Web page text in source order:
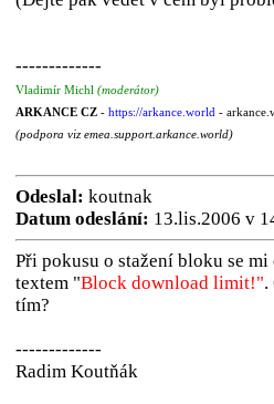
-------------
Vladimír Michl (moderátor)
ARKANCE CZ- https://arkance.world -
(podpora viz emea.support.arkance.world)
Odeslal: koutnak
Datum odeslání: 13.lis.2006 v
Při pokusu o stažení bloku se
textem "Block download limit!".
tím?
-------------
Radim Koutňák